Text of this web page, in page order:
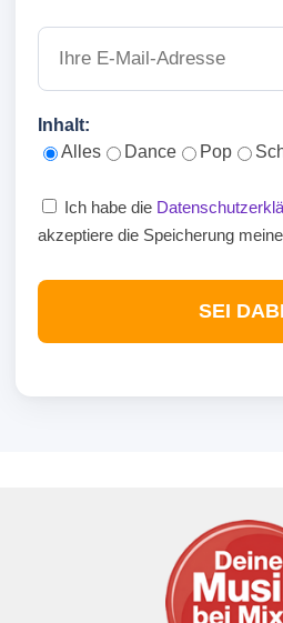
Inhalt:
Alles
Dance Pop
Ich habe die
akzeptiere die Speicherung
SEI